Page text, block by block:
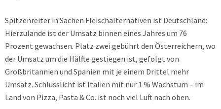
Spitzenreiter in Sachen Fleischalternativen ist Deutschland:
Hierzulande ist der Umsatz binnen eines Jahres um 76
Prozent gewachsen. Platz zwei gebührt den Österreichern, wo
der Umsatz um die Hälfte gestiegen ist, gefolgt von
Großbritannien und Spanien mit je einem Drittel mehr
Umsatz. Schlusslicht ist Italien mit nur 1 % Wachstum – im
Land von Pizza, Pasta & Co. ist noch viel Luft nach oben.